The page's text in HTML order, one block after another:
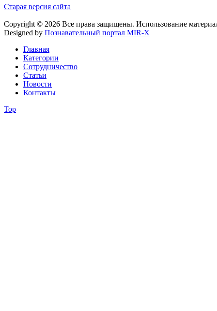
Старая версия сайта
Copyright © 2026 Все права защищены. Использование
Designed by Познавательный портал MIR-X
Главная
Категории
Сотрудничество
Статьи
Новости
Контакты
Top